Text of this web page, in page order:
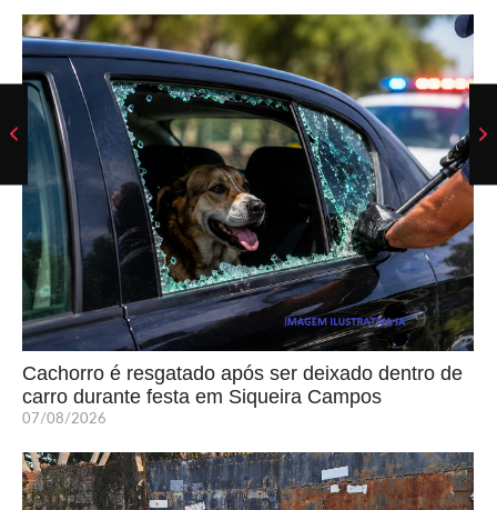
Cachorro é resgatado após ser deixado dentro de
carro durante festa em Siqueira Campos
07/08/2026